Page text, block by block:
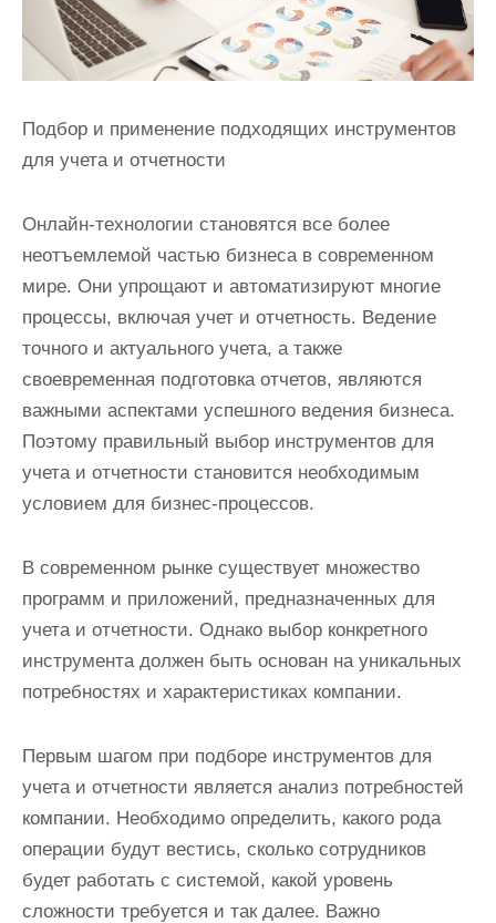
Подбор и применение подходящих инструментов
для учета и отчетности
Онлайн-технологии становятся все более
неотъемлемой частью бизнеса в современном
мире. Они упрощают и автоматизируют многие
процессы, включая учет и отчетность. Ведение
точного и актуального учета, а также
своевременная подготовка отчетов, являются
важными аспектами успешного ведения бизнеса.
Поэтому правильный выбор инструментов для
учета и отчетности становится необходимым
условием для бизнес-процессов.
В современном рынке существует множество
программ и приложений, предназначенных для
учета и отчетности. Однако выбор конкретного
инструмента должен быть основан на уникальных
потребностях и характеристиках компании.
Первым шагом при подборе инструментов для
учета и отчетности является анализ потребностей
компании. Необходимо определить, какого рода
операции будут вестись, сколько сотрудников
будет работать с системой, какой уровень
сложности требуется и так далее. Важно